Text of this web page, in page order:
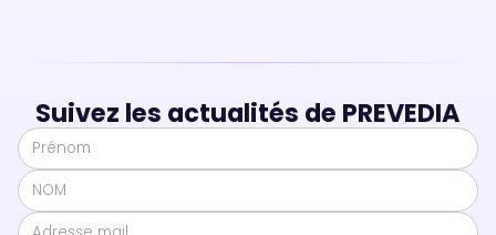
Suivez les actualités de PREVEDIA